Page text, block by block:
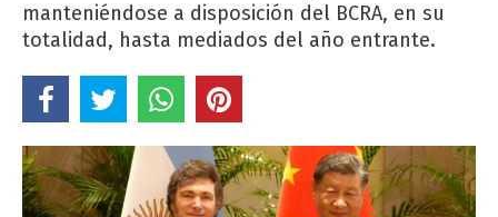
manteniéndose a disposición del BCRA, en su
totalidad, hasta mediados del año entrante.